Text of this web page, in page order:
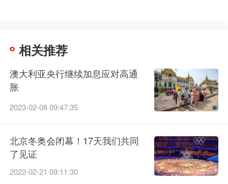
相关推荐
澳大利亚央行继续加息应对高通
胀
2023-02-08 09:47:35
北京冬奥会闭幕！17天我们共同
了见证
2022-02-21 09:11:30